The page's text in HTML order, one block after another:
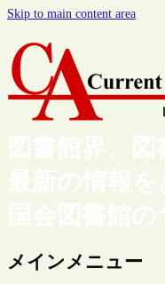
Skip to main content area
図書館界、
最新の情報
国会図書館の
メインメニュー